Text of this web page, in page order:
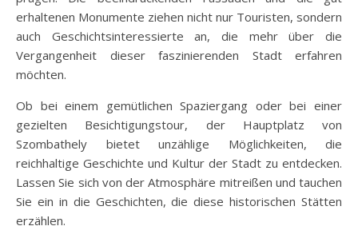
erhaltenen Monumente ziehen nicht nur Touristen, sondern
auch Geschichtsinteressierte an, die mehr über die
Vergangenheit dieser faszinierenden Stadt erfahren
möchten.
Ob bei einem gemütlichen Spaziergang oder bei einer
gezielten Besichtigungstour, der Hauptplatz von
Szombathely bietet unzählige Möglichkeiten, die
reichhaltige Geschichte und Kultur der Stadt zu entdecken.
Lassen Sie sich von der Atmosphäre mitreißen und tauchen
Sie ein in die Geschichten, die diese historischen Stätten
erzählen.